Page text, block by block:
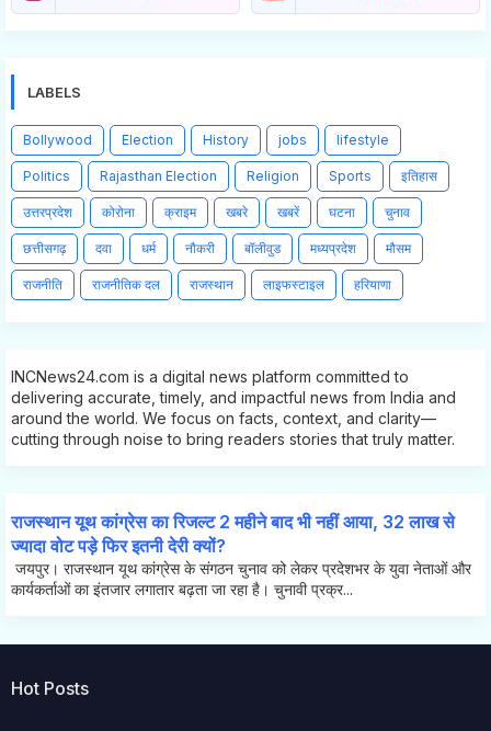
LABELS
Bollywood Election History jobs lifestyle
Politics Rajasthan Election Religion Sports इतिहास
उत्तरप्रदेश कोरोना क्राइम खबरे खबरें घटना चुनाव
छत्तीसगढ़ दवा धर्म नौकरी बॉलीवुड मध्यप्रदेश मौसम
राजनीति राजनीतिक दल राजस्थान लाइफस्टाइल हरियाणा
INCNews24.com is a digital news platform committed to
delivering accurate, timely, and impactful news from India and
around the world. We focus on facts, context, and clarity—
cutting through noise to bring readers stories that truly matter.
राजस्थान यूथ कांग्रेस का रिजल्ट 2 महीने बाद भी नहीं आया, 32 लाख से
ज्यादा वोट पड़े फिर इतनी देरी क्यों?
जयपुर। राजस्थान यूथ कांग्रेस के संगठन चुनाव को लेकर प्रदेशभर के युवा नेताओं और
कार्यकर्ताओं का इंतजार लगातार बढ़ता जा रहा है। चुनावी प्रक्र...
Hot Posts